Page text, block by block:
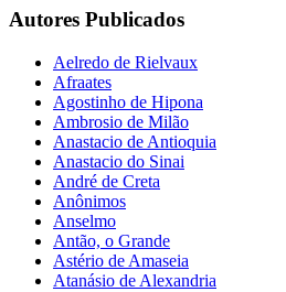
Autores Publicados
Aelredo de Rielvaux
Afraates
Agostinho de Hipona
Ambrosio de Milão
Anastacio de Antioquia
Anastacio do Sinai
André de Creta
Anônimos
Anselmo
Antão, o Grande
Astério de Amaseia
Atanásio de Alexandria